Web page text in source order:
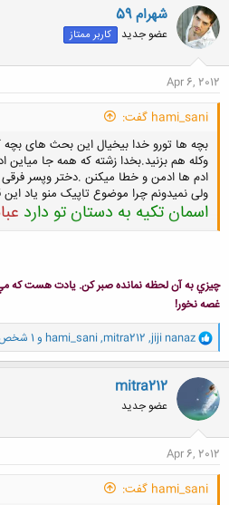
ن
ش
ه
ا
شهرام 59
عضو جدید کاربر ممتاز
Apr 6, 2012
hami_sani گفت:
بچه ها تورو خدا بیخیال این بحث های
وکله هم بزنید.بخدا زشته که همه جا میاین
ادم ها ادمن و خطا میکنن .دختر وپسر فرقی
ولی نمیدونم چرا موضوع تاپیک منو یاد
اسمان تکیه به دستان تو دارد
چيزي به آن لحظه نمانده صبر كن. يادت هست كه
غصه نخور!
و
ا
ک
ن
ه
ا
jiji nanaz
,
mitra212
,
hami_sani و 1 شخص دیگر
mitra212
عضو جدید
Apr 6, 2012
hami_sani گفت: